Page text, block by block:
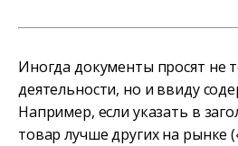
Иногда документы просят не
деятельности, но и ввиду
Например, если указать в
товар лучше других на рынке